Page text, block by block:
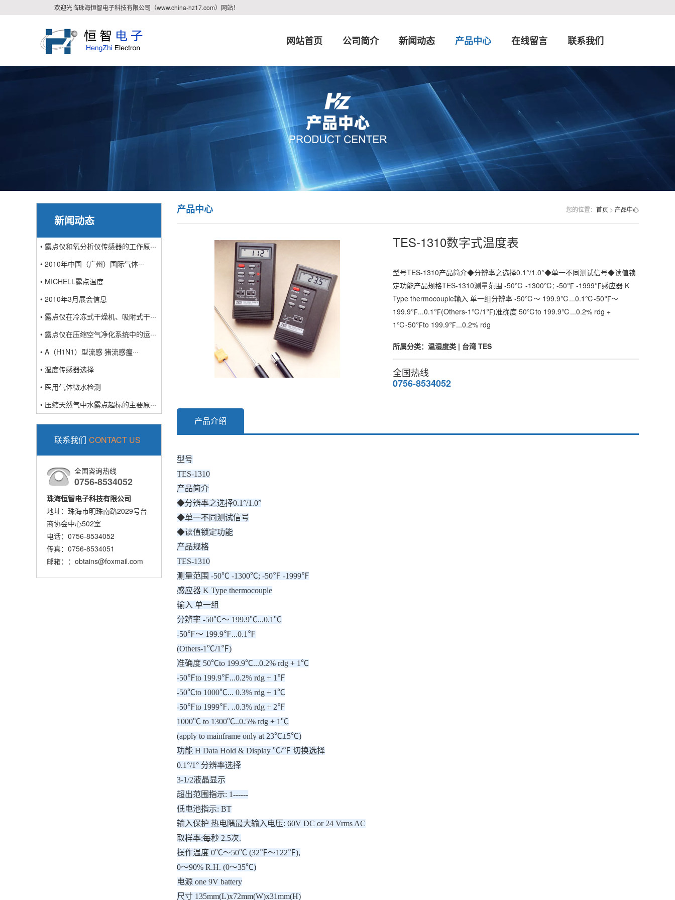
欢迎光临珠海恒智电子科技有限公司（www.china-hz17.com）网站！
网站首页 公司简介 新闻动态 产品中心 在线留言 联系我们
新闻动态
• 露点仪和氧分析仪传感器的工作原···
• 2010年中国（广州）国际气体···
• MICHELL露点温度
• 2010年3月展会信息
• 露点仪在冷冻式干燥机、吸附式干···
• 露点仪在压缩空气净化系统中的运···
• A（H1N1）型流感 猪流感瘟···
• 湿度传感器选择
• 医用气体微水检测
• 压缩天然气中水露点超标的主要原···
联系我们 CONTACT US
全国咨询热线
0756-8534052
珠海恒智电子科技有限公司
地址：珠海市明珠南路2029号台
商协会中心502室
电话：0756-8534052
传真：0756-8534051
邮箱：：obtains@foxmail.com
您的位置： 首页 > 产品中心
产品中心
TES-1310数字式温度表
型号TES-1310产品简介◆分辨率之选择0.1°/1.0°◆单一不同测试信号◆读值锁
定功能产品规格TES-1310测量范围 -50℃ -1300℃; -50℉ -1999℉感应器 K
Type thermocouple输入 单一组分辨率 -50℃～ 199.9℃...0.1℃-50℉～
199.9℉...0.1℉(Others-1℃/1℉)准确度 50℃to 199.9℃...0.2% rdg +
1℃-50℉to 199.9℉...0.2% rdg
所属分类：温湿度类 | 台湾 TES
全国热线
0756-8534052
产品介绍
型号
TES-1310
产品简介
◆分辨率之选择0.1°/1.0°
◆单一不同测试信号
◆读值锁定功能
产品规格
TES-1310
测量范围 -50℃ -1300℃; -50℉ -1999℉
感应器 K Type thermocouple
输入 单一组
分辨率 -50℃～ 199.9℃...0.1℃
-50℉～ 199.9℉...0.1℉
(Others-1℃/1℉)
准确度 50℃to 199.9℃...0.2% rdg + 1℃
-50℉to 199.9℉...0.2% rdg + 1℉
-50℃to 1000℃... 0.3% rdg + 1℃
-50℉to 1999℉. ..0.3% rdg + 2℉
1000℃ to 1300℃..0.5% rdg + 1℃
(apply to mainframe only at 23℃±5℃)
功能 H Data Hold & Display ℃/℉ 切换选择
0.1°/1° 分辨率选择
3-1/2液晶显示
超出范围指示: 1------
低电池指示: BT
输入保护 热电隅最大输入电压: 60V DC or 24 Vrms AC
取样率:每秒 2.5次.
操作温度 0℃～50℃ (32℉～122℉),
0～90% R.H. (0～35℃)
电源 one 9V battery
尺寸 135mm(L)x72mm(W)x31mm(H)